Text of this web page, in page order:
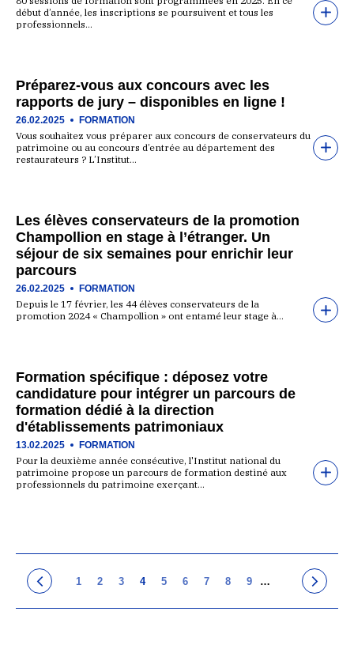
début d’année, les inscriptions se poursuivent et tous les
professionnels…
Préparez-vous aux concours avec les
rapports de jury – disponibles en ligne !
26.02.2025 FORMATION
Vous souhaitez vous préparer aux concours de conservateurs du
patrimoine ou au concours d’entrée au département des
restaurateurs ? L’Institut…
Les élèves conservateurs de la promotion
Champollion en stage à l’étranger. Un
séjour de six semaines pour enrichir leur
parcours
26.02.2025 FORMATION
Depuis le 17 février, les 44 élèves conservateurs de la
promotion 2024 « Champollion » ont entamé leur stage à…
Formation spécifique : déposez votre
candidature pour intégrer un parcours de
formation dédié à la direction
d'établissements patrimoniaux
13.02.2025 FORMATION
Pour la deuxième année consécutive, l'Institut national du
patrimoine propose un parcours de formation destiné aux
professionnels du patrimoine exerçant…
1 2 3 4 5 6 7 8 9 …